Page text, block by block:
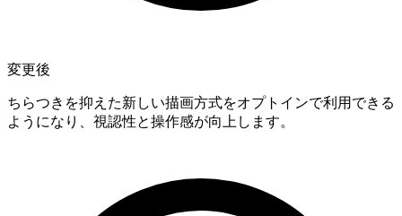
変更後
ちらつきを抑えた新しい描画方式をオプトインで利用できる
ようになり、視認性と操作感が向上します。